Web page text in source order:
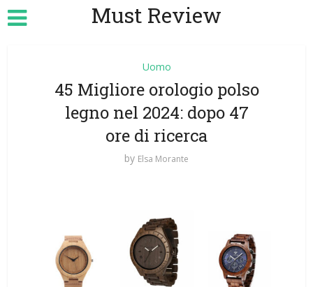
Must Review
Uomo
45 Migliore orologio polso
legno nel 2024: dopo 47
ore di ricerca
by Elsa Morante